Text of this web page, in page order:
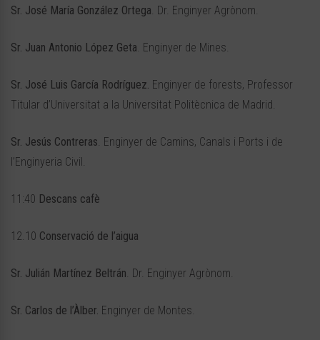
Sr. José María González Ortega. Dr. Enginyer Agrònom.
Sr. Juan Antonio López Geta. Enginyer de Mines.
Sr. José Luis García Rodríguez. Enginyer de forests, Professor
Titular d’Universitat a la Universitat Politècnica de Madrid.
Sr. Jesús Contreras. Enginyer de Camins, Canals i Ports i de
l’Enginyeria Civil.
11:40 Descans cafè
12.10 Conservació de l’aigua
Sr. Julián Martínez Beltrán. Dr. Enginyer Agrònom.
Sr. Carlos de l’Àlber. Enginyer de Montes.